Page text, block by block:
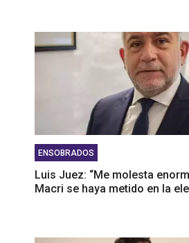
ENSOBRADOS
Luis Juez: “Me molesta
Macri se haya metido en la